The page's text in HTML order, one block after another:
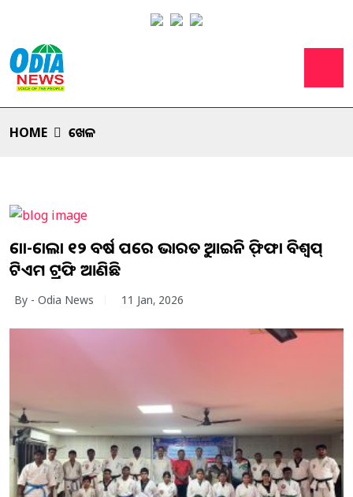
HOME ଖେଳ
କୋକା-କୋଲା ୧୨ ବର୍ଷ ପରେ ଭାରତକୁ ଆଇକନିକ୍ ଫିଫା ବିଶ୍ୱକପ୍
ଟିଏମ ଟ୍ରଫି ଆଣିଛି
By - Odia News 11 Jan, 2026